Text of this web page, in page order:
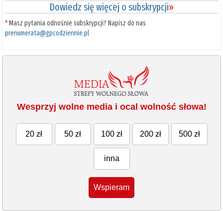
Dowiedz się więcej o subskrypcji»
*Masz pytania odnośnie subskrypcji? Napisz do nas
prenumerata@gpcodziennie.pl
Wesprzyj wolne media i ocal wolność słowa!
20 zł 50 zł 100 zł 200 zł 500 zł
inna
Wspieram